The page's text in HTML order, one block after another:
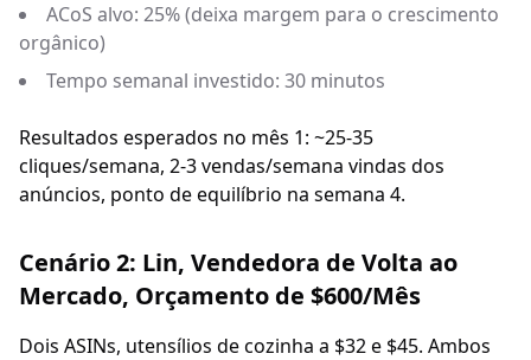
ACoS alvo: 25% (deixa margem para o crescimento
orgânico)
Tempo semanal investido: 30 minutos
Resultados esperados no mês 1: ~25-35
cliques/semana, 2-3 vendas/semana vindas dos
anúncios, ponto de equilíbrio na semana 4.
Cenário 2: Lin, Vendedora de Volta ao
Mercado, Orçamento de $600/Mês
Dois ASINs, utensílios de cozinha a $32 e $45. Ambos